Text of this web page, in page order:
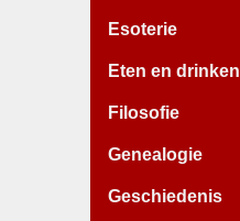
Esoterie
Eten en drinken
Filosofie
Genealogie
Geschiedenis